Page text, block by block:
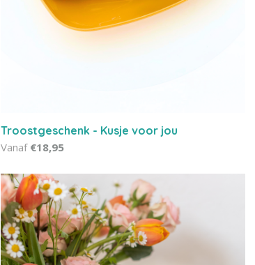
Troostgeschenk - Kusje voor jou
Vanaf€18,95